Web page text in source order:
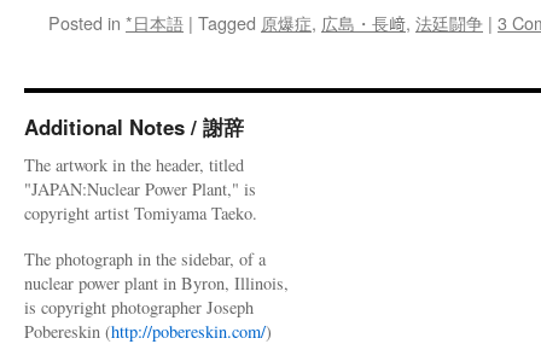
Posted in *日本語 | Tagged 原爆症, 広島・長﨑, 法廷闘争 | 3
Additional Notes / 謝辞
The artwork in the header, titled
"JAPAN:Nuclear Power Plant," is
copyright artist Tomiyama Taeko.
The photograph in the sidebar, of a
nuclear power plant in Byron, Illinois,
is copyright photographer Joseph
Pobereskin (http://pobereskin.com/)